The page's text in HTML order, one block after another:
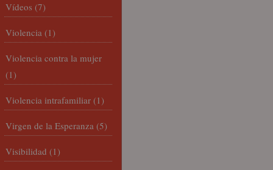
Vídeos (7)
Violencia (1)
Violencia contra la mujer
(1)
Violencia intrafamiliar (1)
Virgen de la Esperanza (5)
Visibilidad (1)